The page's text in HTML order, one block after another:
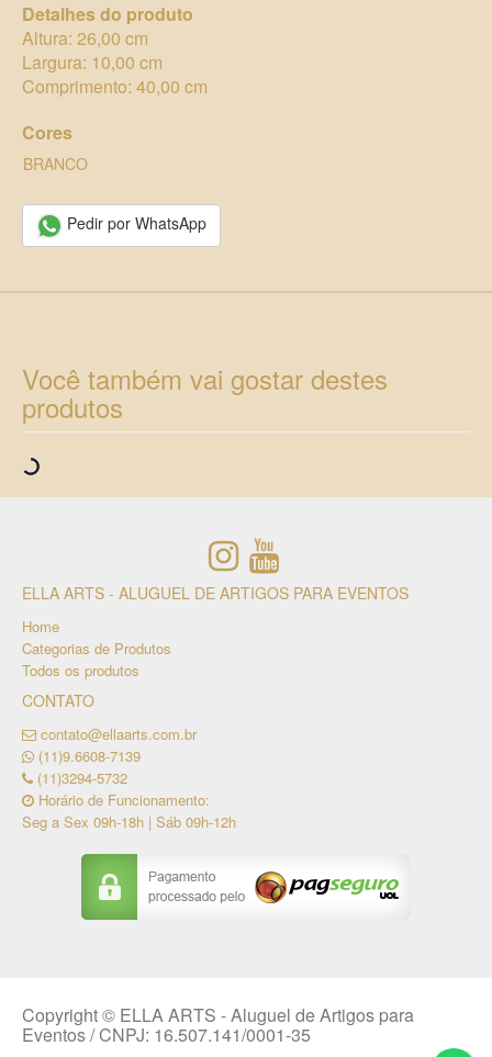
Detalhes do produto
Altura: 26,00 cm
Largura: 10,00 cm
Comprimento: 40,00 cm
Cores
BRANCO
Pedir por WhatsApp
Você também vai gostar destes
produtos
ELLA ARTS - ALUGUEL DE ARTIGOS PARA EVENTOS
Home
Categorias de Produtos
Todos os produtos
CONTATO
contato@ellaarts.com.br
(11)9.6608-7139
(11)3294-5732
Horário de Funcionamento:
Seg a Sex 09h-18h | Sáb 09h-12h
Copyright © ELLA ARTS - Aluguel de Artigos para
Eventos / CNPJ: 16.507.141/0001-35